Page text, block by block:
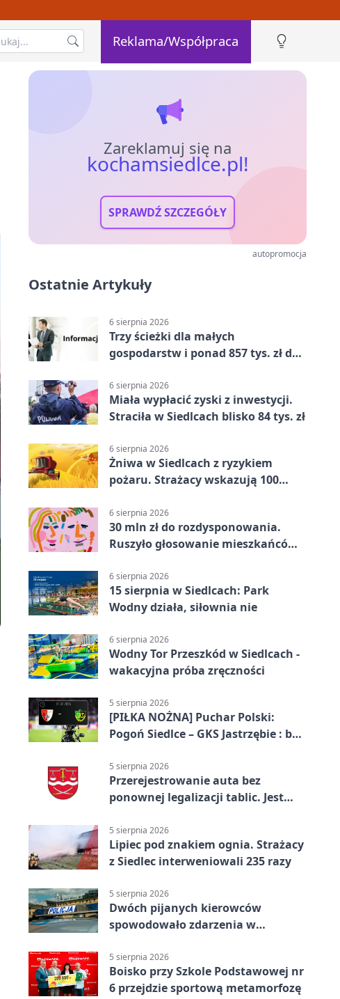
Reklama/Współpraca
Zareklamuj się na
kochamsiedlce.pl!
SPRAWDŹ SZCZEGÓŁY
autopromocja
Ostatnie Artykuły
6 sierpnia 2026
Trzy ścieżki dla małych
gospodarstw i ponad 857 tys. zł do
6 sierpnia 2026
Miała wypłacić zyski z inwestycji.
Straciła w Siedlcach blisko 84 tys. zł
6 sierpnia 2026
Żniwa w Siedlcach z ryzykiem
pożaru. Strażacy wskazują 100
6 sierpnia 2026
30 mln zł do rozdysponowania.
Ruszyło głosowanie mieszkańców
6 sierpnia 2026
15 sierpnia w Siedlcach: Park
Wodny działa, siłownia nie
6 sierpnia 2026
Wodny Tor Przeszkód w Siedlcach -
wakacyjna próba zręczności
5 sierpnia 2026
[PIŁKA NOŻNA] Puchar Polski:
Pogoń Siedlce – GKS Jastrzębie : bez
5 sierpnia 2026
Przerejestrowanie auta bez
ponownej legalizacji tablic. Jest
5 sierpnia 2026
Lipiec pod znakiem ognia. Strażacy
z Siedlec interweniowali 235 razy
5 sierpnia 2026
Dwóch pijanych kierowców
spowodowało zdarzenia w
5 sierpnia 2026
Boisko przy Szkole Podstawowej nr
6 przejdzie sportową metamorfozę